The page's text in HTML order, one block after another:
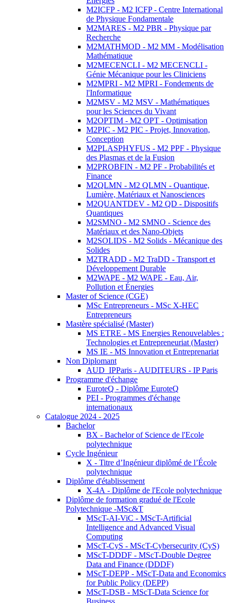
M2ICFP - M2 ICFP - Centre International
de Physique Fondamentale
M2MARES - M2 PBR - Physique par
Recherche
M2MATHMOD - M2 MM - Modélisation
Mathématique
M2MECENCLI - M2 MECENCLI -
Génie Mécanique pour les Cliniciens
M2MPRI - M2 MPRI - Fondements de
l'Informatique
M2MSV - M2 MSV - Mathématiques
pour les Sciences du Vivant
M2OPTIM - M2 OPT - Optimisation
M2PIC - M2 PIC - Projet, Innovation,
Conception
M2PLASPHYFUS - M2 PPF - Physique
des Plasmas et de la Fusion
M2PROBFIN - M2 PF - Probabilités et
Finance
M2QLMN - M2 QLMN - Quantique,
Lumière, Matériaux et Nanosciences
M2QUANTDEV - M2 QD - Dispositifs
Quantiques
M2SMNO - M2 SMNO - Science des
Matériaux et des Nano-Objets
M2SOLIDS - M2 Solids - Mécanique des
Solides
M2TRADD - M2 TraDD - Transport et
Développement Durable
M2WAPE - M2 WAPE - Eau, Air,
Pollution et Énergies
Master of Science (CGE)
MSc Entrepreneurs - MSc X-HEC
Entrepreneurs
Mastère spécialisé (Master)
MS ETRE - MS Energies Renouvelables :
Technologies et Entrepreneuriat (Master)
MS IE - MS Innovation et Entreprenariat
Non Diplomant
AUD_IPParis - AUDITEURS - IP Paris
Programme d'échange
EuroteQ - Diplôme EuroteQ
PEI - Programmes d'échange
internationaux
Catalogue 2024 - 2025
Bachelor
BX - Bachelor of Science de l'Ecole
polytechnique
Cycle Ingénieur
X - Titre d’Ingénieur diplômé de l’École
polytechnique
Diplôme d'établissement
X-4A - Diplôme de l'Ecole polytechnique
Diplôme de formation gradué de l'Ecole
Polytechnique -MSc&T
MScT-AI-ViC - MScT-Artificial
Intelligence and Advanced Visual
Computing
MScT-CyS - MScT-Cybersecurity (CyS)
MScT-DDDF - MScT-Double Degree
Data and Finance (DDDF)
MScT-DEPP - MScT-Data and Economics
for Public Policy (DEPP)
MScT-DSB - MScT-Data Science for
Business